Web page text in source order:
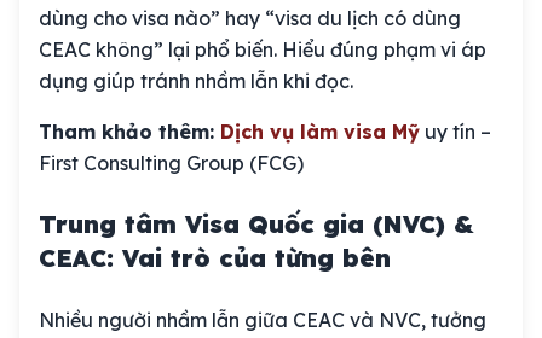
dùng cho visa nào” hay “visa du lịch có dùng
CEAC không” lại phổ biến. Hiểu đúng phạm vi áp
dụng giúp tránh nhầm lẫn khi đọc.
Tham khảo thêm: Dịch vụ làm visa Mỹ uy tín –
First Consulting Group (FCG)
Trung tâm Visa Quốc gia (NVC) &
CEAC: Vai trò của từng bên
Nhiều người nhầm lẫn giữa CEAC và NVC, tưởng